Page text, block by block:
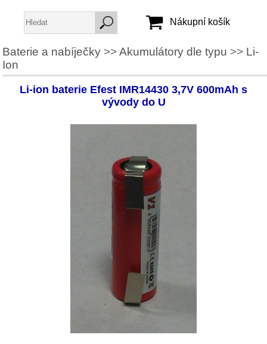
Heslo:
Vytvořit účet
Nákupní košík
Baterie a nabíječky>>Akumulátory dle typu >> Li-
Ion
Li-ion baterie Efest IMR14430 3,7V 600mAh s
vývody do U